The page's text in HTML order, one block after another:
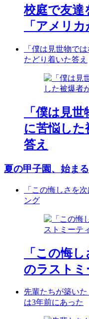
校庭で友
「アメリ
「僕は見世物で
たどり着いた答え
「僕は見
に苦悩した
答え
夏の甲子園、始まる
「この悔しさを
ング
「この悔
のラスト
先輩たちが築い
は3年前にあった